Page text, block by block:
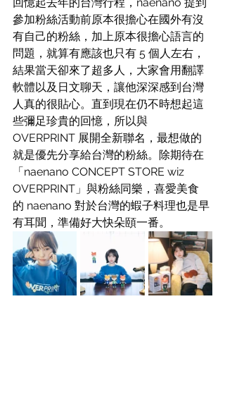
參加粉絲活動前原本很擔心在國外有沒
有自己的粉絲，加上原本很擔心語言的
問題，就算有應該也只有 5 個人左右，
結果當天卻來了超多人，大家會用翻譯
軟體以及日文聊天，讓他深深感到台灣
人真的很貼心。直到現在仍不時想起這
些彌足珍貴的回憶，所以與
OVERPRINT 展開全新聯名，最想做的
就是優先分享給台灣的粉絲。除期待在
「naenano CONCEPT STORE wiz
OVERPRINT」與粉絲同樂，喜愛美食
的 naenano 對於台灣的蝦子料理也是早
有耳聞，準備好大快朵頤一番。